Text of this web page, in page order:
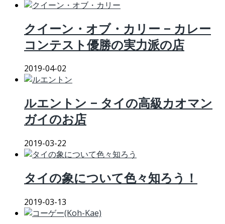
クイーン・オブ・カリー – カレー
コンテスト優勝の実力派の店
2019-04-02
ルエントン – タイの高級カオマン
ガイのお店
2019-03-22
タイの象について色々知ろう！
2019-03-13